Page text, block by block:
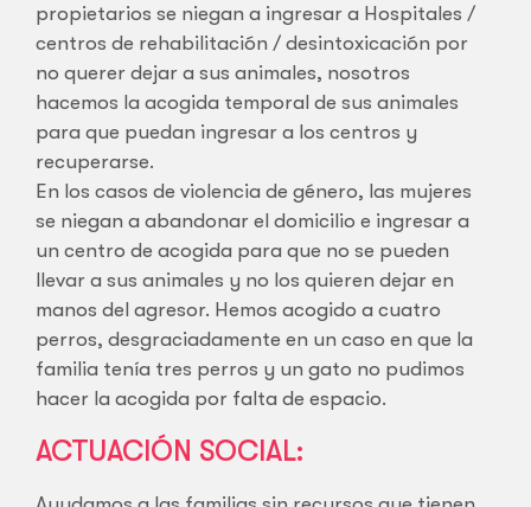
propietarios se niegan a ingresar a Hospitales /
centros de rehabilitación / desintoxicación por
no querer dejar a sus animales, nosotros
hacemos la acogida temporal de sus animales
para que puedan ingresar a los centros y
recuperarse.
En los casos de violencia de género, las mujeres
se niegan a abandonar el domicilio e ingresar a
un centro de acogida para que no se pueden
llevar a sus animales y no los quieren dejar en
manos del agresor. Hemos acogido a cuatro
perros, desgraciadamente en un caso en que la
familia tenía tres perros y un gato no pudimos
hacer la acogida por falta de espacio.
ACTUACIÓN SOCIAL: